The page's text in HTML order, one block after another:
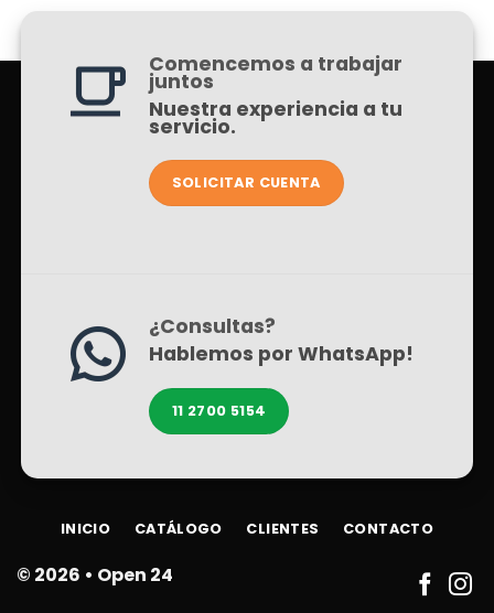
Comencemos a trabajar
juntos
Nuestra experiencia a tu
servicio.
SOLICITAR CUENTA
¿Consultas?
Hablemos por WhatsApp!
11 2700 5154
© 2026 • Open 24
INICIO CATÁLOGO CLIENTES CONTACTO